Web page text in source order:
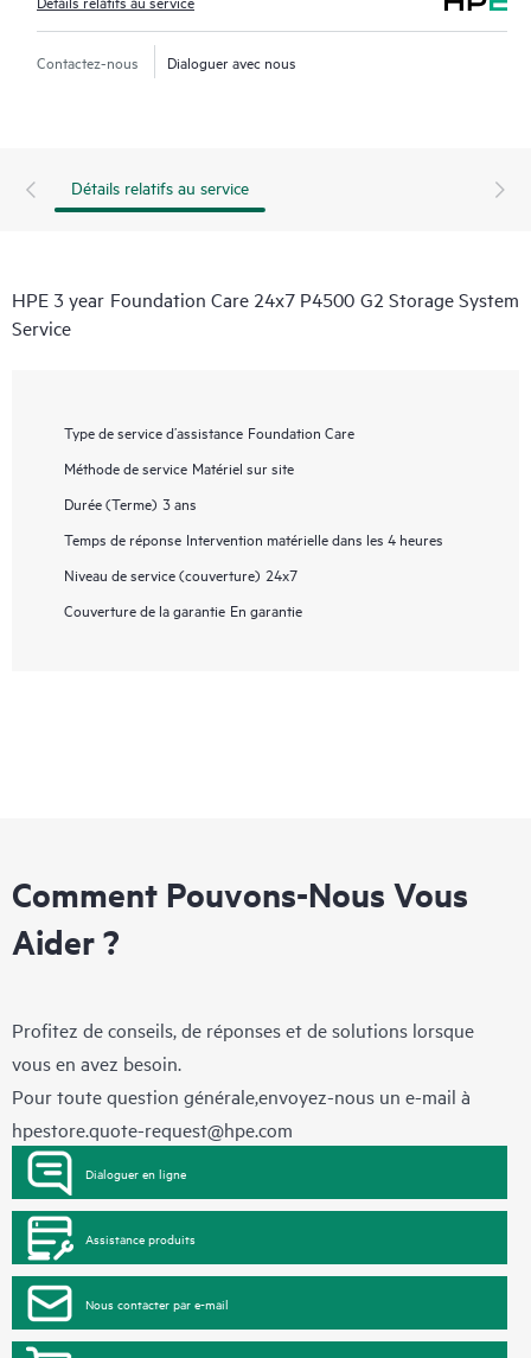
Contactez-nous Dialoguer avec nous
Détails relatifs au service
HPE 3 year Foundation Care 24x7 P4500 G2 Storage System
Service
Type de service d’assistance Foundation Care
Méthode de service Matériel sur site
Durée (Terme) 3 ans
Temps de réponse Intervention matérielle dans les 4 heures
Niveau de service (couverture) 24x7
Couverture de la garantie En garantie
Comment Pouvons-Nous Vous
Aider ?
Profitez de conseils, de réponses et de solutions lorsque
vous en avez besoin.
Pour toute question générale,envoyez-nous un e-mail à
hpestore.quote-request@hpe.com
Dialoguer en ligne
Assistance produits
Nous contacter par e-mail